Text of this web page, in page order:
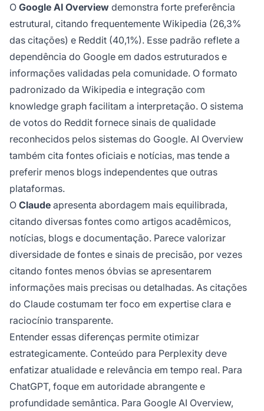
O Google AI Overview demonstra forte preferência
estrutural, citando frequentemente Wikipedia (26,3%
das citações) e Reddit (40,1%). Esse padrão reflete a
dependência do Google em dados estruturados e
informações validadas pela comunidade. O formato
padronizado da Wikipedia e integração com
knowledge graph facilitam a interpretação. O sistema
de votos do Reddit fornece sinais de qualidade
reconhecidos pelos sistemas do Google. AI Overview
também cita fontes oficiais e notícias, mas tende a
preferir menos blogs independentes que outras
plataformas.
O Claude apresenta abordagem mais equilibrada,
citando diversas fontes como artigos acadêmicos,
notícias, blogs e documentação. Parece valorizar
diversidade de fontes e sinais de precisão, por vezes
citando fontes menos óbvias se apresentarem
informações mais precisas ou detalhadas. As citações
do Claude costumam ter foco em expertise clara e
raciocínio transparente.
Entender essas diferenças permite otimizar
estrategicamente. Conteúdo para Perplexity deve
enfatizar atualidade e relevância em tempo real. Para
ChatGPT, foque em autoridade abrangente e
profundidade semântica. Para Google AI Overview,